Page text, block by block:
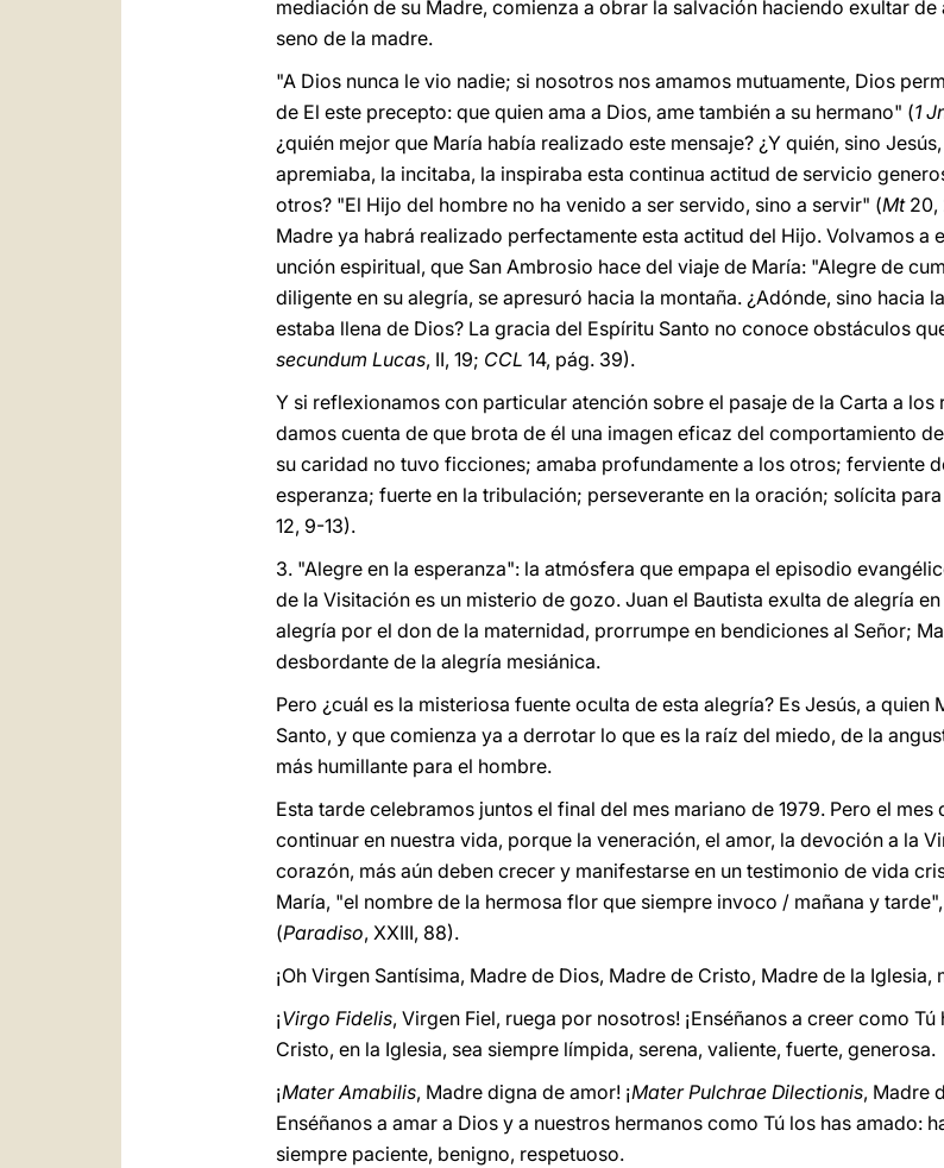
mediación de su Madre, comienza a obrar la salvación haciendo exultar
seno de la madre.
"A Dios nunca le vio nadie; si nosotros nos amamos mutuamente, Dios
de El este precepto: que quien ama a Dios, ame también a su hermano" (1
¿quién mejor que María había realizado este mensaje? ¿Y quién, sino
apremiaba, la incitaba, la inspiraba esta continua actitud de servicio
otros? "El Hijo del hombre no ha venido a ser servido, sino a servir" (Mt20,
Madre ya habrá realizado perfectamente esta actitud del Hijo. Volvamos a
unción espiritual, que San Ambrosio hace del viaje de María: "Alegre de
diligente en su alegría, se apresuró hacia la montaña. ¿Adónde, sino hacia
estaba llena de Dios? La gracia del Espíritu Santo no conoce obstáculos
secundum Lucas, II, 19; CCL 14, pág. 39).
Y si reflexionamos con particular atención sobre el pasaje de la Carta a
damos cuenta de que brota de él una imagen eficaz del comportamiento
su caridad no tuvo ficciones; amaba profundamente a los otros; ferviente
esperanza; fuerte en la tribulación; perseverante en la oración; solícita
12, 9-13).
3. "Alegre en la esperanza": la atmósfera que empapa el episodio
de la Visitación es un misterio de gozo. Juan el Bautista exulta de alegría
alegría por el don de la maternidad, prorrumpe en bendiciones al Señor;
desbordante de la alegría mesiánica.
Pero ¿cuál es la misteriosa fuente oculta de esta alegría? Es Jesús, a
Santo, y que comienza ya a derrotar lo que es la raíz del miedo, de la
más humillante para el hombre.
Esta tarde celebramos juntos el final del mes mariano de 1979. Pero el
continuar en nuestra vida, porque la veneración, el amor, la devoción a la
corazón, más aún deben crecer y manifestarse en un testimonio de vida
María, "el nombre de la hermosa flor que siempre invoco / mañana y
(Paradiso, XXIII, 88).
¡Oh Virgen Santísima, Madre de Dios, Madre de Cristo, Madre de la
¡Virgo Fidelis, Virgen Fiel, ruega por nosotros! ¡Enséñanos a creer como
Cristo, en la Iglesia, sea siempre límpida, serena, valiente, fuerte, generosa.
¡Mater Amabilis, Madre digna de amor! ¡Mater Pulchrae Dilectionis, Madre
Enséñanos a amar a Dios y a nuestros hermanos como Tú los has amado:
siempre paciente, benigno, respetuoso.